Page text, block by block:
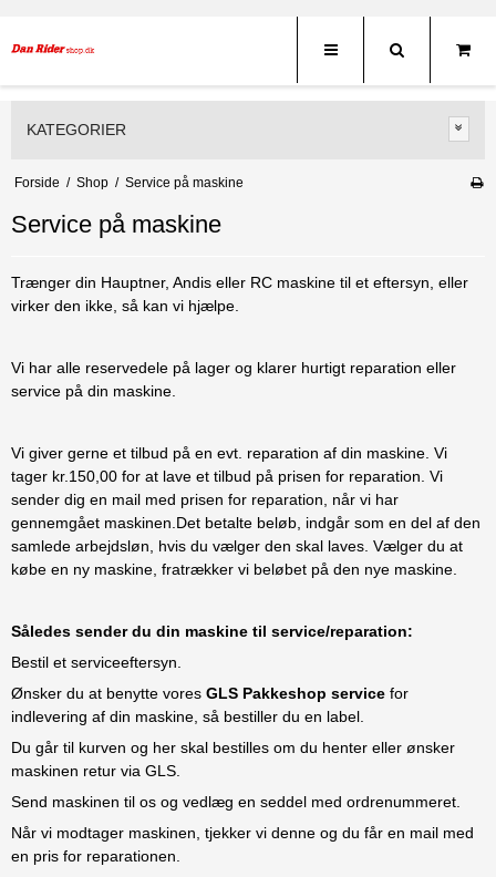
KATEGORIER
Forside / Shop / Service på maskine
Service på maskine
Trænger din Hauptner, Andis eller RC maskine til et eftersyn, eller
virker den ikke, så kan vi hjælpe.
Vi har alle reservedele på lager og klarer hurtigt reparation eller
service på din maskine.
Vi giver gerne et tilbud på en evt. reparation af din maskine. Vi
tager kr.150,00 for at lave et tilbud på prisen for reparation. Vi
sender dig en mail med prisen for reparation, når vi har
gennemgået maskinen.Det betalte beløb, indgår som en del af den
samlede arbejdsløn, hvis du vælger den skal laves. Vælger du at
købe en ny maskine, fratrækker vi beløbet på den nye maskine.
Således sender du din maskine til service/reparation:
Bestil et serviceeftersyn.
Ønsker du at benytte vores GLS Pakkeshop service for
indlevering af din maskine, så bestiller du en label.
Du går til kurven og her skal bestilles om du henter eller ønsker
maskinen retur via GLS.
Send maskinen til os og vedlæg en seddel med ordrenummeret.
Når vi modtager maskinen, tjekker vi denne og du får en mail med
en pris for reparationen.